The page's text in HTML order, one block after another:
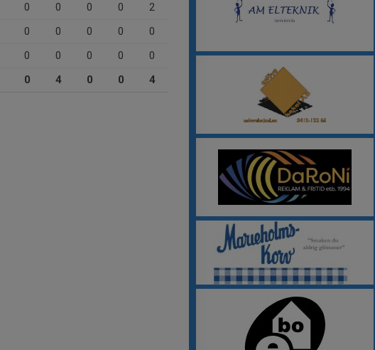
0 0 0 0
2
0 0 0 0
0
0 0 0 0
0
0 4 0 0 4